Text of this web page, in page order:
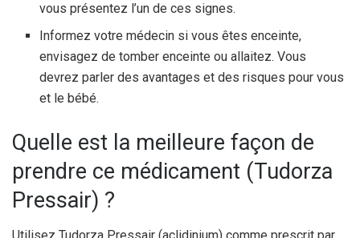
vous présentez l’un de ces signes.
Informez votre médecin si vous êtes enceinte,
envisagez de tomber enceinte ou allaitez. Vous
devrez parler des avantages et des risques pour vous
et le bébé.
Quelle est la meilleure façon de
prendre ce médicament (Tudorza
Pressair) ?